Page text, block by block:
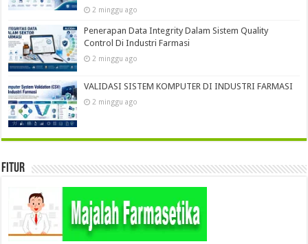
2 minggu ago
Penerapan Data Integrity Dalam Sistem Quality
Control Di Industri Farmasi
2 minggu ago
VALIDASI SISTEM KOMPUTER DI INDUSTRI FARMASI
2 minggu ago
Fitur